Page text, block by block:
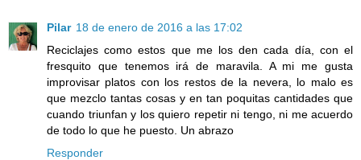
Pilar 18 de enero de 2016 a las 17:02
Reciclajes como estos que me los den cada día, con el
fresquito que tenemos irá de maravila. A mi me gusta
improvisar platos con los restos de la nevera, lo malo es
que mezclo tantas cosas y en tan poquitas cantidades que
cuando triunfan y los quiero repetir ni tengo, ni me acuerdo
de todo lo que he puesto. Un abrazo
Responder